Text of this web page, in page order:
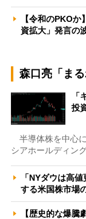
【令和のPKO
資拡大」発言
森口亮「まる
投
半導体株を中心
シアホールディン
「NYダウは高
する米国株市
【歴史的な爆